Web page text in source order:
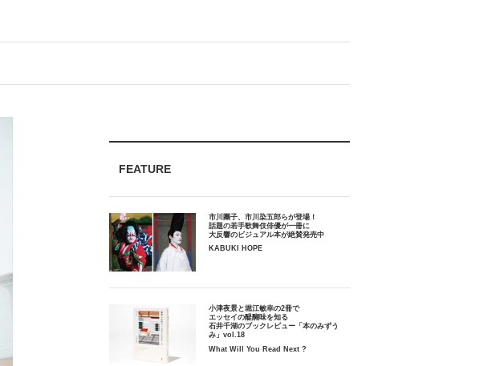
FEATURE
市川團子、市川染五郎らが登場！
話題の若手歌舞伎俳優が一冊に
大反響のビジュアル本が絶賛発売中
KABUKI HOPE
小津夜景と堀江敏幸の2冊で
エッセイの醍醐味を知る
石井千湖のブックレビュー「本のみずう
み」vol.18
What Will You Read Next ?